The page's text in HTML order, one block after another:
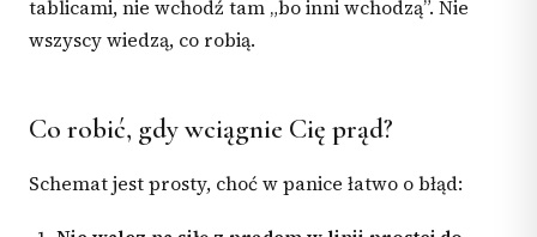
tablicami, nie wchodź tam „bo inni wchodzą”. Nie
wszyscy wiedzą, co robią.
Co robić, gdy wciągnie Cię prąd?
Schemat jest prosty, choć w panice łatwo o błąd: